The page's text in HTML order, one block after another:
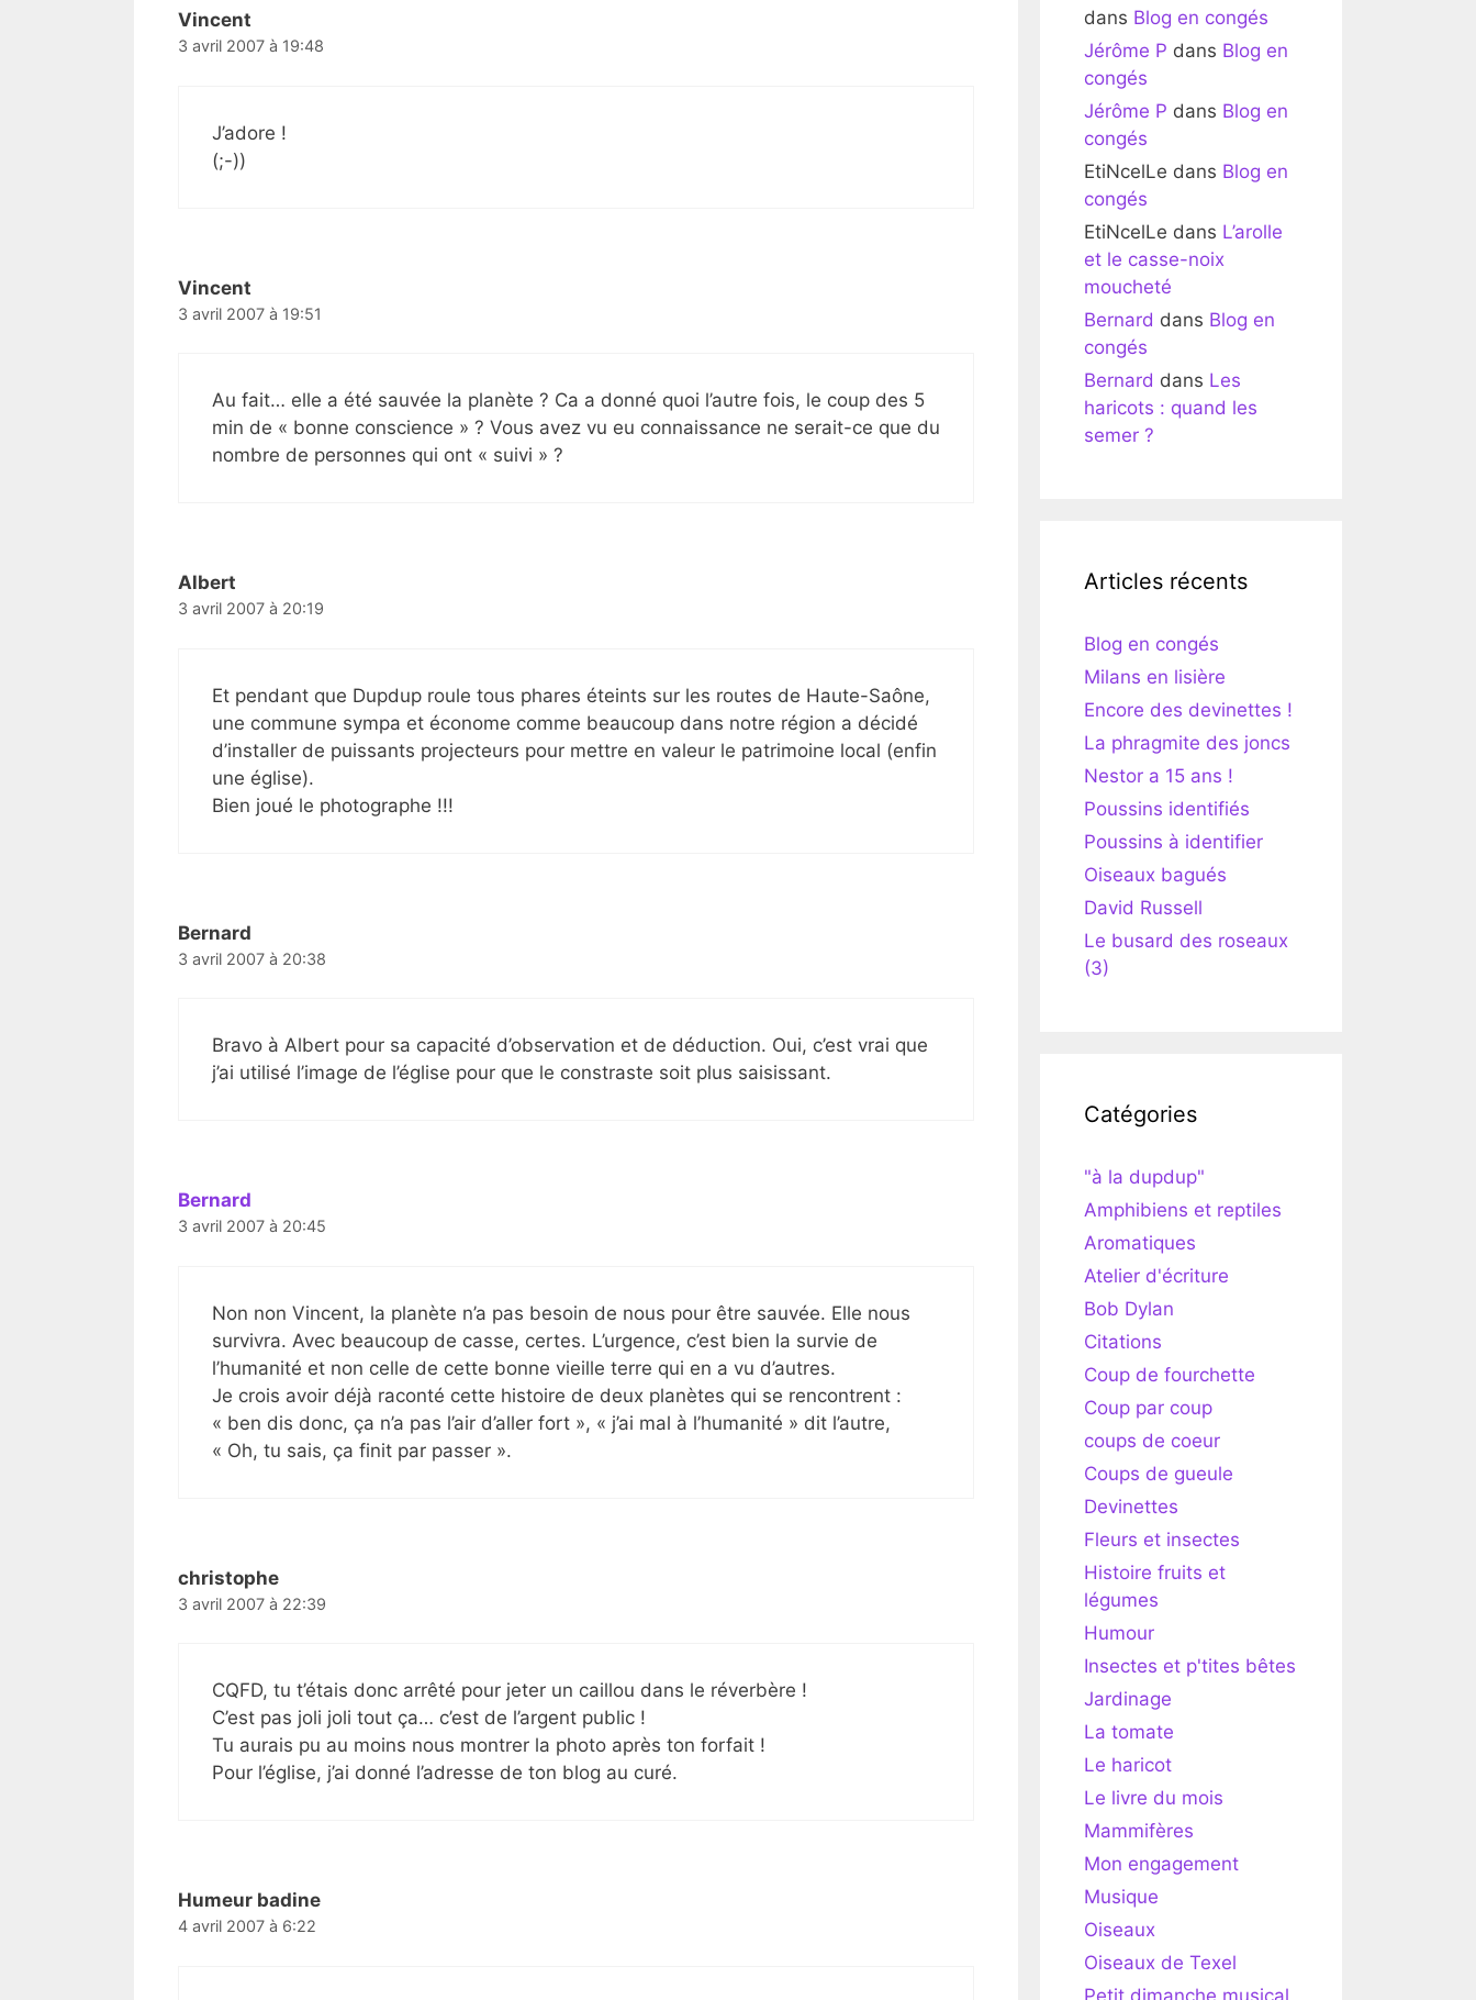
Vincent
3 avril 2007 à 19:48
J’adore !
(;-))
Vincent
3 avril 2007 à 19:51
Au fait… elle a été sauvée la planète ? Ca a donné quoi l’autre fois, le coup des 5
min de « bonne conscience » ? Vous avez vu eu connaissance ne serait-ce que du
nombre de personnes qui ont « suivi » ?
Albert
3 avril 2007 à 20:19
Et pendant que Dupdup roule tous phares éteints sur les routes de Haute-Saône,
une commune sympa et économe comme beaucoup dans notre région a décidé
d’installer de puissants projecteurs pour mettre en valeur le patrimoine local (enfin
une église).
Bien joué le photographe !!!
Bernard
3 avril 2007 à 20:38
Bravo à Albert pour sa capacité d’observation et de déduction. Oui, c’est vrai que
j’ai utilisé l’image de l’église pour que le constraste soit plus saisissant.
Bernard
3 avril 2007 à 20:45
Non non Vincent, la planète n’a pas besoin de nous pour être sauvée. Elle nous
survivra. Avec beaucoup de casse, certes. L’urgence, c’est bien la survie de
l’humanité et non celle de cette bonne vieille terre qui en a vu d’autres.
Je crois avoir déjà raconté cette histoire de deux planètes qui se rencontrent :
« ben dis donc, ça n’a pas l’air d’aller fort », « j’ai mal à l’humanité » dit l’autre,
« Oh, tu sais, ça finit par passer ».
christophe
3 avril 2007 à 22:39
CQFD, tu t’étais donc arrêté pour jeter un caillou dans le réverbère !
C’est pas joli joli tout ça… c’est de l’argent public !
Tu aurais pu au moins nous montrer la photo après ton forfait !
Pour l’église, j’ai donné l’adresse de ton blog au curé.
Humeur badine
4 avril 2007 à 6:22
dans Blog en congés
Jérôme P dans Blog en
congés
Jérôme P dans Blog en
congés
EtiNcelLe dans Blog en
congés
EtiNcelLe dans L’arolle
et le casse-noix
moucheté
Bernard dans Blog en
congés
Bernard dans Les
haricots : quand les
semer ?
Articles récents
Blog en congés
Milans en lisière
Encore des devinettes !
La phragmite des joncs
Nestor a 15 ans !
Poussins identifiés
Poussins à identifier
Oiseaux bagués
David Russell
Le busard des roseaux
(3)
Catégories
"à la dupdup"
Amphibiens et reptiles
Aromatiques
Atelier d'écriture
Bob Dylan
Citations
Coup de fourchette
Coup par coup
coups de coeur
Coups de gueule
Devinettes
Fleurs et insectes
Histoire fruits et
légumes
Humour
Insectes et p'tites bêtes
Jardinage
La tomate
Le haricot
Le livre du mois
Mammifères
Mon engagement
Musique
Oiseaux
Oiseaux de Texel
Petit dimanche musical